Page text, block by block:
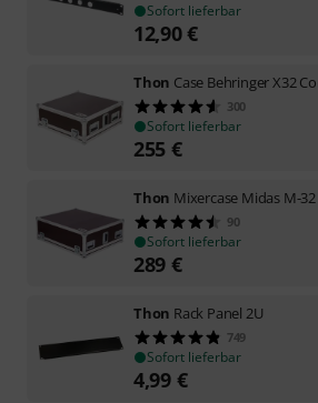
Sofort lieferbar
12,90€
Thon Case Behringer X32
300
Sofort lieferbar
255 €
Thon Mixercase Midas M-32
90
Sofort lieferbar
289 €
Thon Rack Panel 2U
749
Sofort lieferbar
4,99 €